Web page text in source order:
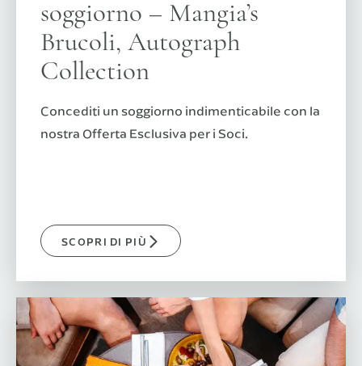
soggiorno – Mangia’s
Brucoli, Autograph
Collection
Concediti un soggiorno indimenticabile con la
nostra Offerta Esclusiva per i Soci.
SCOPRI DI PIÙ